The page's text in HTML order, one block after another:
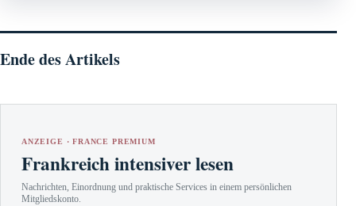
Ende des Artikels
ANZEIGE · FRANCE PREMIUM
Frankreich intensiver lesen
Nachrichten, Einordnung und praktische Services in einem persönlichen
Mitgliedskonto.